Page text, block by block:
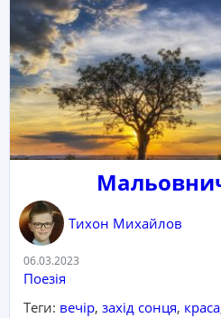
Тихон Михайлов
Дата:
06.03.2023
Категорія:
Поезія
Теги: вечір, захід сонця, краса